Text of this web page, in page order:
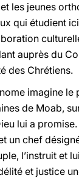
les jeunes
qui étudient
auprès du
des Chrétiens.
imagine le
de Moab,
lui a
un chef
l’instruit et
et justice